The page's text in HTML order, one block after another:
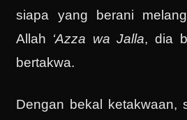
siapa yang berani
Allah ‘Azza wa Jalla, dia
bertakwa.
Dengan bekal ketakwaan,